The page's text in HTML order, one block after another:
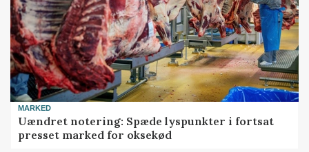
MARKED
Uændret notering: Spæde lyspunkter i fortsat
presset marked for oksekød